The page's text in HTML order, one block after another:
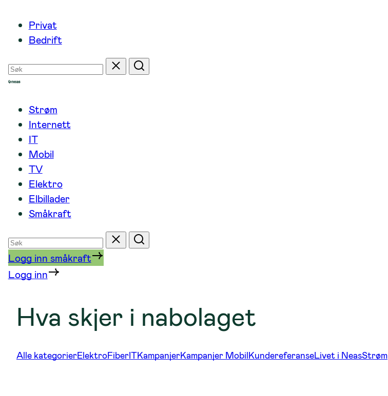
innhold
Privat
Bedrift
Søk
etter
Tilbakestill
Søk
Strøm
Internett
IT
Mobil
TV
Elektro
Elbillader
Småkraft
Søk
etter
Tilbakestill
Søk
Logg inn småkraft
Logg inn
Hva skjer i nabolaget
Alle kategorierElektroFiberITKampanjerKampanjer MobilKundereferanseLivet i NeasStrøm